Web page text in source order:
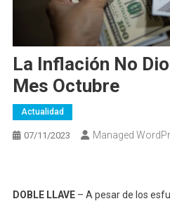
La Inflación No
Mes Octubre
Actualidad
07/11/2023 Managed
DOBLE LLAVE– A pesar de los